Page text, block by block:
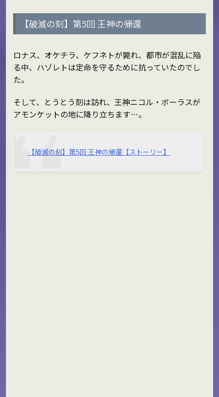
【破滅の刻】第5回 王神の帰還
ロナス、オケチラ、ケフネトが斃れ、都市が混乱に陥
る中、ハゾレトは定命を守るために抗っていたのでし
た。
そして、とうとう刻は訪れ、王神ニコル・ボーラスが
アモンケットの地に降り立ちます…。
【破滅の刻】第5回 王神の帰還【ストーリー】